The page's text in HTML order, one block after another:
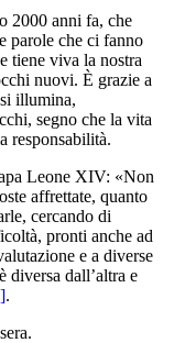
2000 anni fa, che
parole che ci fanno
tiene viva la nostra
nuovi. È grazie a
illumina,
segno che la vita
responsabilità.
Leone XIV: «Non
affrettate, quanto
cercando di
pronti anche ad
e a diverse
diversa dall’altra e
.